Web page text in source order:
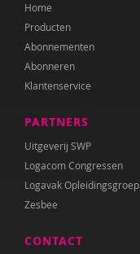
Home
Producten
Abonnementen
Abonneren
Klantenservice
PARTNERS
Uitgeverij SWP
Logacom Congressen
Logavak Opleidingsgroep
Zesbee
CONTACT